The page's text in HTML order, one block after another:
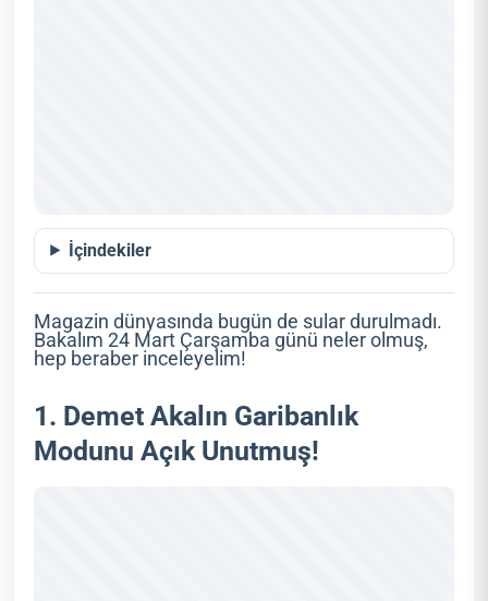
İçindekiler
Magazin dünyasında bugün de sular durulmadı.
Bakalım 24 Mart Çarşamba günü neler olmuş,
hep beraber inceleyelim!
1. Demet Akalın Garibanlık
Modunu Açık Unutmuş!